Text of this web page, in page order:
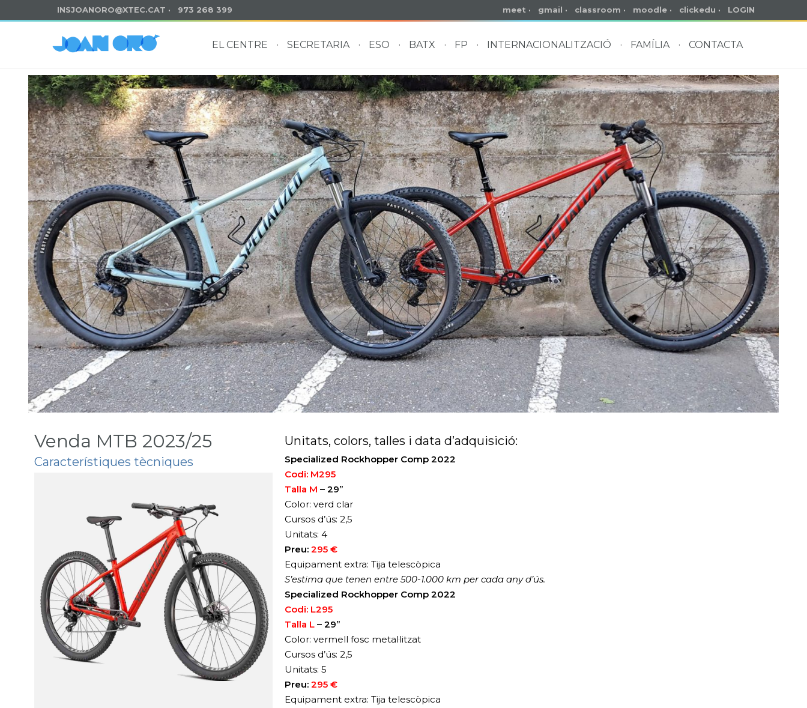
INSJOANORO@XTEC.CAT · 973 268 399 meet · gmail · classroom · moodle · clickedu · LOGIN
EL CENTRE SECRETARIA ESO BATX FP INTERNACIONALITZACIÓ FAMÍLIA CONTACTA
Venda MTB 2023/25
Característiques tècniques
Unitats, colors, talles i data d’adquisició:
Specialized Rockhopper Comp 2022
Codi: M295
Talla M – 29”
Color: verd clar
Cursos d’ús: 2,5
Unitats: 4
Preu: 295 €
Equipament extra: Tija telescòpica
S’estima que tenen entre 500-1.000 km per cada any d’ús.
Specialized Rockhopper Comp 2022
Codi: L295
Talla L– 29”
Color: vermell fosc metal·litzat
Cursos d’ús: 2,5
Unitats: 5
Preu: 295 €
Equipament extra: Tija telescòpica